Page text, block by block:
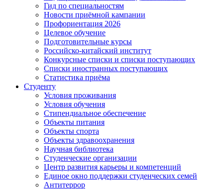
Гид по специальностям
Новости приёмной кампании
Профориентация 2026
Целевое обучение
Подготовительные курсы
Российско-китайский институт
Конкурсные списки и списки поступающих
Списки иностранных поступающих
Статистика приёма
Студенту
Условия проживания
Условия обучения
Стипендиальное обеспечение
Объекты питания
Объекты спорта
Объекты здравоохранения
Научная библиотека
Студенческие организации
Центр развития карьеры и компетенций
Единое окно поддержки студенческих семей
Антитеррор